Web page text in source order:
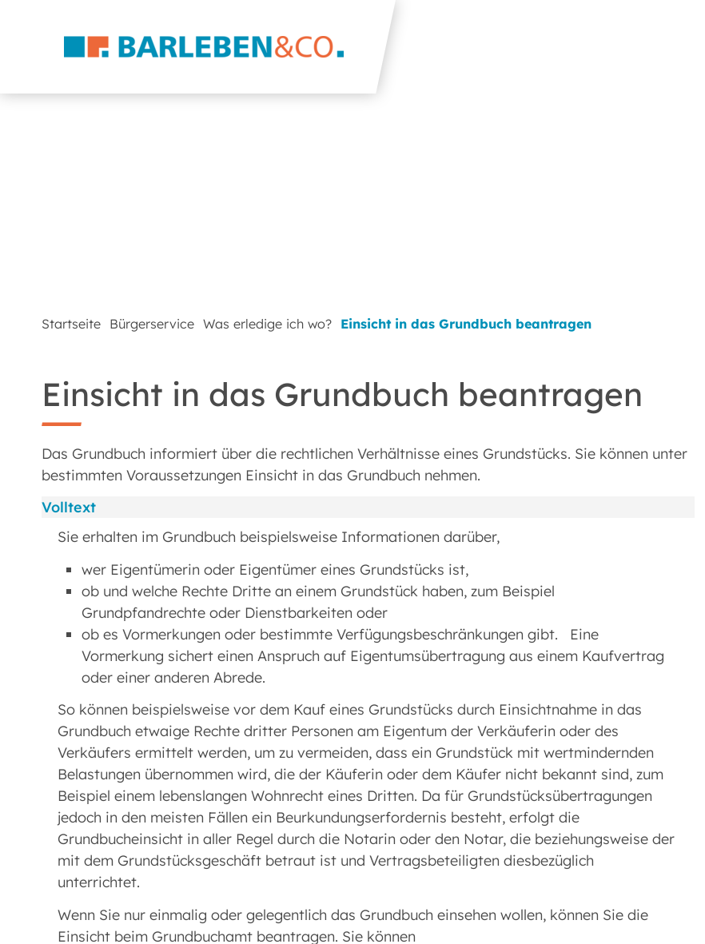
Startseite Bürgerservice Was erledige ich wo? Einsicht in das Grundbuch beantragen
Einsicht in das Grundbuch beantragen
Das Grundbuch informiert über die rechtlichen Verhältnisse eines Grundstücks. Sie können unter
bestimmten Voraussetzungen Einsicht in das Grundbuch nehmen.
Volltext
Sie erhalten im Grundbuch beispielsweise Informationen darüber,
wer Eigentümerin oder Eigentümer eines Grundstücks ist,
ob und welche Rechte Dritte an einem Grundstück haben, zum Beispiel
Grundpfandrechte oder Dienstbarkeiten oder
ob es Vormerkungen oder bestimmte Verfügungsbeschränkungen gibt. Eine
Vormerkung sichert einen Anspruch auf Eigentumsübertragung aus einem Kaufvertrag
oder einer anderen Abrede.
So können beispielsweise vor dem Kauf eines Grundstücks durch Einsichtnahme in das
Grundbuch etwaige Rechte dritter Personen am Eigentum der Verkäuferin oder des
Verkäufers ermittelt werden, um zu vermeiden, dass ein Grundstück mit wertmindernden
Belastungen übernommen wird, die der Käuferin oder dem Käufer nicht bekannt sind, zum
Beispiel einem lebenslangen Wohnrecht eines Dritten. Da für Grundstücksübertragungen
jedoch in den meisten Fällen ein Beurkundungserfordernis besteht, erfolgt die
Grundbucheinsicht in aller Regel durch die Notarin oder den Notar, die beziehungsweise der
mit dem Grundstücksgeschäft betraut ist und Vertragsbeteiligten diesbezüglich
unterrichtet.
Wenn Sie nur einmalig oder gelegentlich das Grundbuch einsehen wollen, können Sie die
Einsicht beim Grundbuchamt beantragen. Sie können